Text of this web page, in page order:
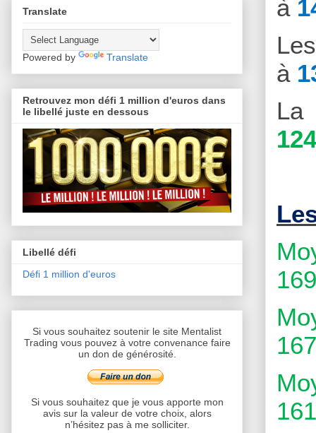
à
à
La
Translate
Powered by Translate
Retrouvez mon défi 1 million d'euros dans
le libellé juste en dessous
Libellé défi
Défi 1 million d'euros
Si vous souhaitez soutenir le site Mentalist
Trading vous pouvez à votre convenance faire
un don de générosité.
Si vous souhaitez que je vous apporte mon
avis sur la valeur de votre choix, alors
n’hésitez pas à me solliciter.